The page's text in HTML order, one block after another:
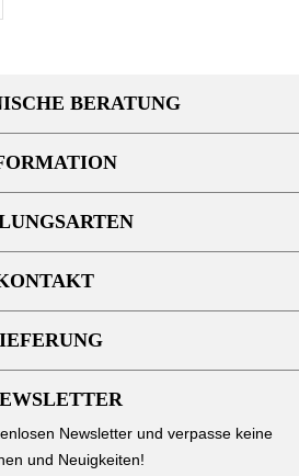
BERATUNG
Newsletter und verpasse keine
und Neuigkeiten!